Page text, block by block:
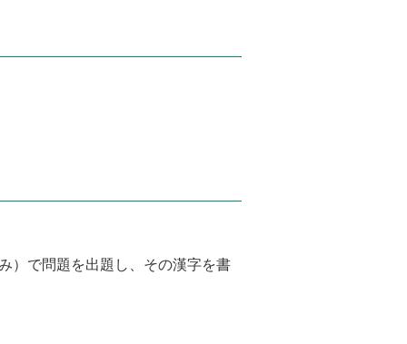
）で問題を出題し、その漢字を書